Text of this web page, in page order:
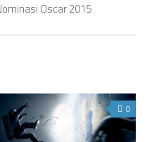
Oscar 2015
0